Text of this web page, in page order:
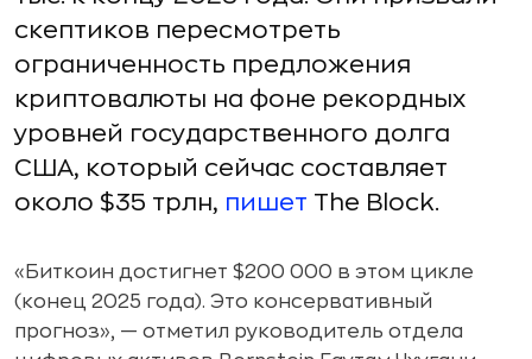
скептиков пересмотреть
ограниченность предложения
криптовалюты на фоне рекордных
уровней государственного долга
США, который сейчас составляет
около $35 трлн, пишет The Block.
«Биткоин достигнет $200 000 в этом цикле
(конец 2025 года). Это консервативный
прогноз», — отметил руководитель отдела